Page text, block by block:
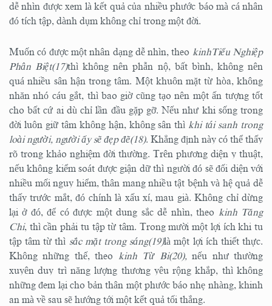
dễ nhìn được xem là kết quả của nhiều phước báo mà cá nhân
đó tích tập, dành dụm không chỉ trong một đời.
Muốn có được một nhân dạng dễ nhìn, theo kinhTiểu Nghiệp
Phân Biệt(17)thì không nên phẫn nộ, bất bình, không nên
quá nhiều sân hận trong tâm. Một khuôn mặt từ hòa, không
nhăn nhó cáu gắt, thì bao giờ cũng tạo nên một ấn tượng tốt
cho bất cứ ai dù chỉ lần đầu gặp gỡ. Nếu như khi sống trong
đời luôn giữ tâm không hận, không sân thìkhi tái sanh trong
loài người, người ấy sẽ đẹp đẽ(18). Khẳng định này có thể thấy
rõ trong khảo nghiệm đời thường. Trên phương diện y thuật,
nếu không kiểm soát được giận dữ thì người đó sẽ đối diện với
nhiều mối nguy hiểm, thân mang nhiều tật bệnh và hệ quả dễ
thấy trước mắt, đó chính là xấu xí, mau già. Không chỉ dừng
lại ở đó, để có được một dung sắc dễ nhìn, theo kinh Tăng
Chi, thì cần phải tu tập từ tâm. Trong mười một lợi ích khi tu
tập tâm từ thì sắc mặt trong sáng(19)là một lợi ích thiết thực.
Không những thế, theo kinh Từ Bi(20),nếu như thường
xuyên duy trì năng lượng thương yêu rộng khắp, thì không
những đem lại cho bản thân một phước báo nhẹ nhàng, khinh
an mà về sau sẽ hướng tới một kết quả tối thắng.